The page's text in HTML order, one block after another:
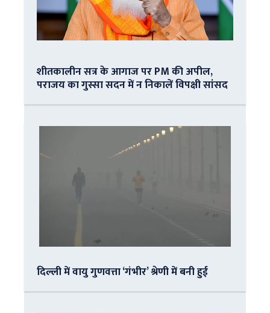
शीतकालीन सत्र के आगाज पर PM की अपील,
पराजय का गुस्सा सदन में न निकालें विपक्षी सांसद
दिल्ली में वायु गुणवत्ता ‘गंभीर’ श्रेणी में बनी हुई